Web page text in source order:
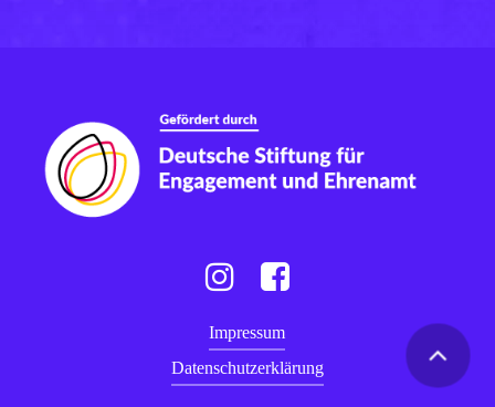
InstagramFacebook
Impressum
Datenschutzerklärung